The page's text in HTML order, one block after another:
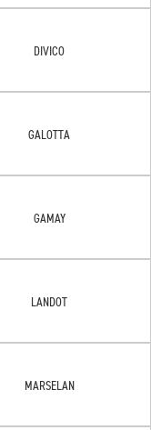
DIVICO
GALOTTA
GAMAY
LANDOT
MARSELAN